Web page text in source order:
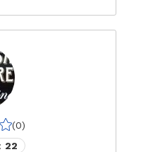
(0)
22